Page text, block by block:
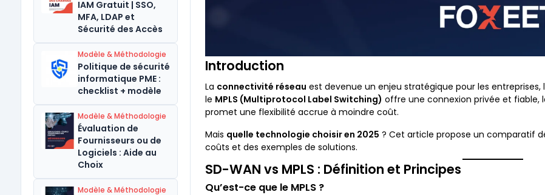
IAM Gratuit | SSO,
MFA, LDAP et
Sécurité des Accès
Modèle & Méthodologie
Politique de sécurité
informatique PME :
checklist + modèle
Modèle & Méthodologie
Évaluation de
Fournisseurs ou de
Logiciels : Aide au
Choix
Modèle & Méthodologie
Introduction
La connectivité réseau est devenue un enjeu stratégique pour les entreprises,
le MPLS (Multiprotocol Label Switching) offre une connexion privée et fiable,
promet une flexibilité accrue à moindre coût.
Mais quelle technologie choisir en 2025 ? Cet article propose un comparatif
coûts et des exemples de solutions.
SD-WAN vs MPLS : Définition et Principes
Qu’est-ce que le MPLS ?